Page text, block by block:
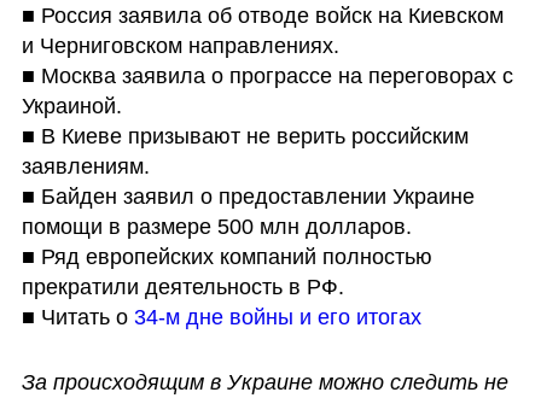
■ Россия заявила об отводе войск на Киевском
и Черниговском направлениях.
■ Москва заявила о програссе на переговорах с
Украиной.
■ В Киеве призывают не верить российским
заявлениям.
■ Байден заявил о предоставлении Украине
помощи в размере 500 млн долларов.
■ Ряд европейских компаний полностью
прекратили деятельность в РФ.
■ Читать о 34-м дне войны и его итогах
За происходящим в Украине можно следить не